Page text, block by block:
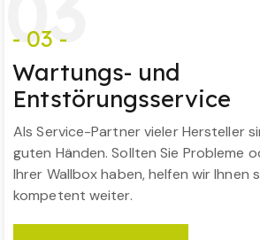
- 03 -
Wartungs- und
Entstörungsservice
Als Service-Partner vieler Hersteller
guten Händen. Sollten Sie Probleme
Ihrer Wallbox haben, helfen wir Ihnen
kompetent weiter.